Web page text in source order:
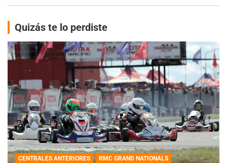
Quizás te lo perdiste
CENTRALES ANTERIORES RMC GRAND NATIONALS